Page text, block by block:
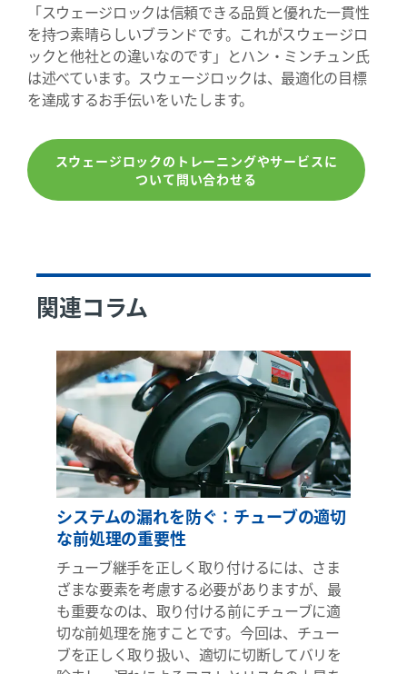
「スウェージロックは信頼できる品質と優れた一貫性
を持つ素晴らしいブランドです。これがスウェージロ
ックと他社との違いなのです」とハン・ミンチュン氏
は述べています。スウェージロックは、最適化の目標
を達成するお手伝いをいたします。
スウェージロックのトレーニングやサービスに
ついて問い合わせる
関連コラム
システムの漏れを防ぐ：チューブの適切
な前処理の重要性
チューブ継手を正しく取り付けるには、さま
ざまな要素を考慮する必要がありますが、最
も重要なのは、取り付ける前にチューブに適
切な前処理を施すことです。今回は、チュー
ブを正しく取り扱い、適切に切断してバリを